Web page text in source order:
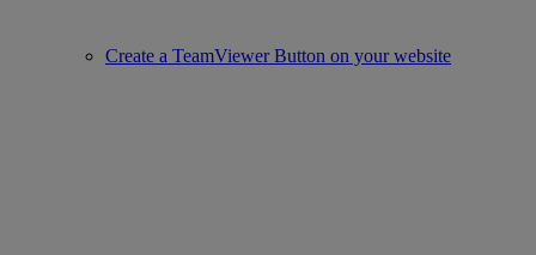
Create a TeamViewer Button on your website